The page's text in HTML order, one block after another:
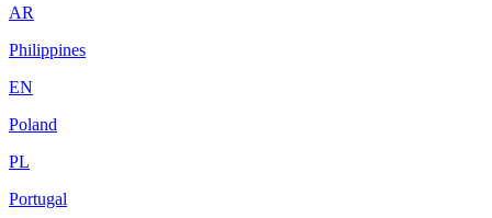
AR
Philippines
EN
Poland
PL
Portugal